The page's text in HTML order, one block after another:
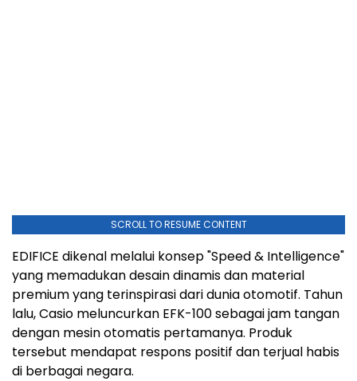
SCROLL TO RESUME CONTENT
EDIFICE dikenal melalui konsep "Speed & Intelligence"
yang memadukan desain dinamis dan material
premium yang terinspirasi dari dunia otomotif. Tahun
lalu, Casio meluncurkan EFK-100 sebagai jam tangan
dengan mesin otomatis pertamanya. Produk
tersebut mendapat respons positif dan terjual habis
di berbagai negara.